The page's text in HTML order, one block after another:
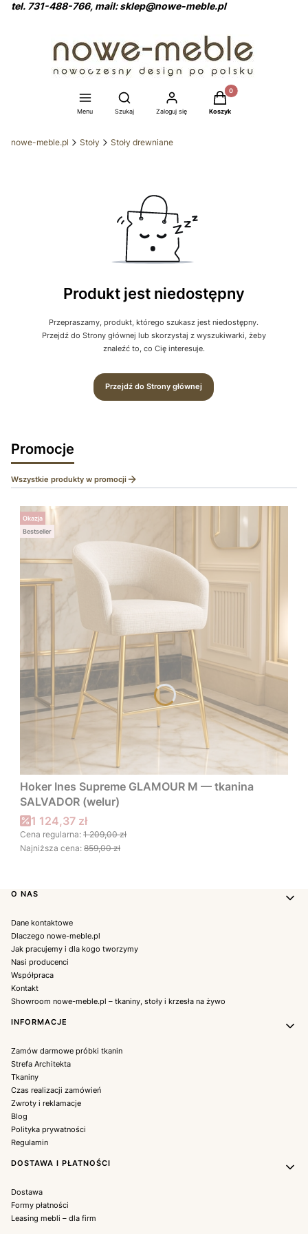
tel. 731-488-766, mail: sklep@nowe-meble.pl
Menu
Otwórz wyszukiwarkę
Szukaj Zaloguj się
Produkty w koszyku:
Koszyk
nowe-meble.pl Stoły Stoły drewniane
Produkt jest niedostępny
Przepraszamy, produkt, którego szukasz jest niedostępny.
Przejdź do Strony głównej lub skorzystaj z wyszukiwarki, żeby
znaleźć to, co Cię interesuje.
Przejdź do Strony głównej
Promocje
Wszystkie produkty w promocji
Okazja
Bestseller
Hoker Ines Supreme GLAMOUR M — tkanina
SALVADOR (welur)
Cena promocyjna
1 124,37 zł
Cena regularna: 1 209,00 zł
Najniższa cena: 859,00 zł
Linki w stopce
O NAS
Dane kontaktowe
Dlaczego nowe-meble.pl
Jak pracujemy i dla kogo tworzymy
Nasi producenci
Współpraca
Kontakt
Showroom nowe-meble.pl – tkaniny, stoły i krzesła na żywo
INFORMACJE
Zamów darmowe próbki tkanin
Strefa Architekta
Tkaniny
Czas realizacji zamówień
Zwroty i reklamacje
Blog
Polityka prywatności
Regulamin
DOSTAWA I PŁATNOŚCI
Dostawa
Formy płatności
Leasing mebli – dla firm